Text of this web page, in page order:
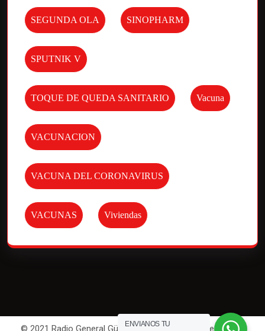
SEGUNDA OLA SINOPHARM
SPUTNIK V
TOQUE DE QUEDA SANITARIO Vacuna
VACUNACION
VACUNA DEL CORONAVIRUS
VACUNAS Viviendas
© 2021 Radio General Güemes. All Rights Reserved | Por
ENVIANOS TU